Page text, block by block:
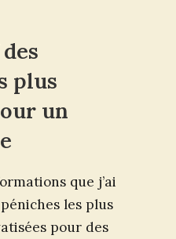
plus
un
que j’ai
les plus
pour des